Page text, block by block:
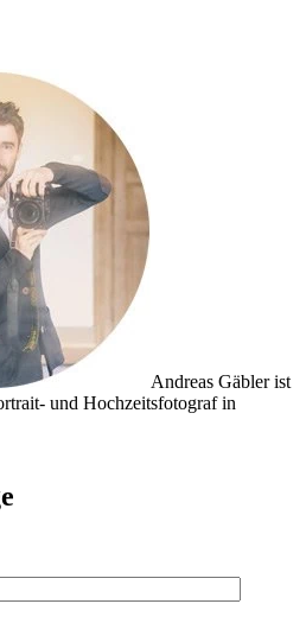
Andreas Gäbler ist
und Hochzeitsfotograf in